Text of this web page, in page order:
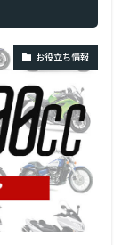
お役立ち情報